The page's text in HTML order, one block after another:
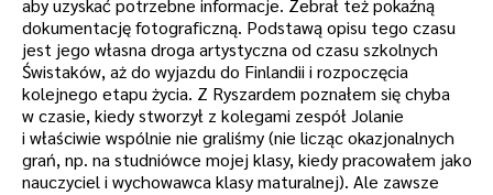
aby uzyskać potrzebne informacje. Zebrał też pokaźną
dokumentację fotograficzną. Podstawą opisu tego czasu
jest jego własna droga artystyczna od czasu szkolnych
Świstaków, aż do wyjazdu do Finlandii i rozpoczęcia
kolejnego etapu życia. Z Ryszardem poznałem się chyba
w czasie, kiedy stworzył z kolegami zespół Jolanie
i właściwie wspólnie nie graliśmy (nie licząc okazjonalnych
grań, np. na studniówce mojej klasy, kiedy pracowałem jako
nauczyciel i wychowawca klasy maturalnej). Ale zawsze